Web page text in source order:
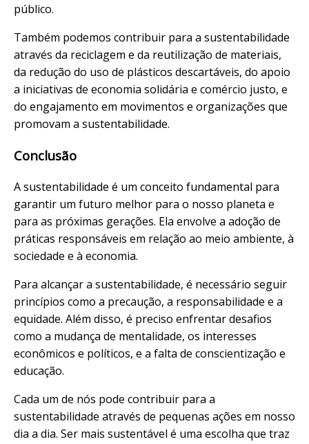
público.
Também podemos contribuir para a sustentabilidade
através da reciclagem e da reutilização de materiais,
da redução do uso de plásticos descartáveis, do apoio
a iniciativas de economia solidária e comércio justo, e
do engajamento em movimentos e organizações que
promovam a sustentabilidade.
Conclusão
A sustentabilidade é um conceito fundamental para
garantir um futuro melhor para o nosso planeta e
para as próximas gerações. Ela envolve a adoção de
práticas responsáveis em relação ao meio ambiente, à
sociedade e à economia.
Para alcançar a sustentabilidade, é necessário seguir
princípios como a precaução, a responsabilidade e a
equidade. Além disso, é preciso enfrentar desafios
como a mudança de mentalidade, os interesses
econômicos e políticos, e a falta de conscientização e
educação.
Cada um de nós pode contribuir para a
sustentabilidade através de pequenas ações em nosso
dia a dia. Ser mais sustentável é uma escolha que traz